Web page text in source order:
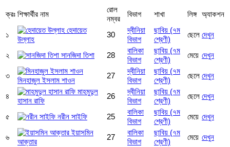
ক্রঃ শিক্ষার্থীর নাম
রোল
নম্বর
বিভাগ শাখা লিঙ্গ অ্যাকশন
১
হেদায়েত
উল্লাহ
30
দ্বীনিয়া
বিভাগ
ছাবিয় (৭ম
শ্রেণী)
ছেলে দেখুন
২ সানজিদা তিশা 28
বালিকা
বিভাগ
ছাবিয় (৭ম
শ্রেণী)
মেয়ে দেখুন
৩
মিনহাজুল ইসলাম শাওন
27
দ্বীনিয়া
বিভাগ
ছাবিয় (৭ম
শ্রেণী)
ছেলে দেখুন
৪
মাহমুদুল
হাসান রাফি
26
দ্বীনিয়া
বিভাগ
ছাবিয় (৭ম
শ্রেণী)
ছেলে দেখুন
৫ নরীন সাইফি 25
বালিকা
বিভাগ
ছাবিয় (৭ম
শ্রেণী)
মেয়ে দেখুন
৬
ইয়াসমিন
আক্তার
27
বালিকা
বিভাগ
ছাবিয় (৭ম
শ্রেণী)
মেয়ে দেখুন